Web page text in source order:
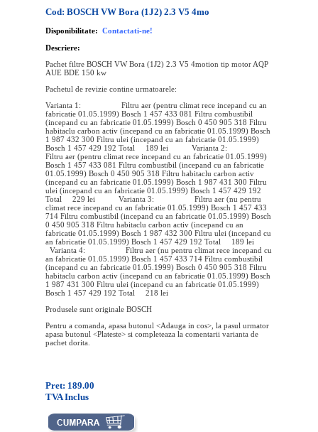
Cod: BOSCH VW Bora (1J2) 2.3 V5 4mo
Disponibilitate: Contactati-ne!
Descriere:
Pachet filtre BOSCH VW Bora (1J2) 2.3 V5 4motion tip motor AQP
AUE BDE 150 kw
Pachetul de revizie contine urmatoarele:
Varianta 1: Filtru aer (pentru climat rece incepand cu an
fabricatie 01.05.1999) Bosch 1 457 433 081 Filtru combustibil
(incepand cu an fabricatie 01.05.1999) Bosch 0 450 905 318 Filtru
habitaclu carbon activ (incepand cu an fabricatie 01.05.1999) Bosch
1 987 432 300 Filtru ulei (incepand cu an fabricatie 01.05.1999)
Bosch 1 457 429 192 Total 189 lei Varianta 2:
Filtru aer (pentru climat rece incepand cu an fabricatie 01.05.1999)
Bosch 1 457 433 081 Filtru combustibil (incepand cu an fabricatie
01.05.1999) Bosch 0 450 905 318 Filtru habitaclu carbon activ
(incepand cu an fabricatie 01.05.1999) Bosch 1 987 431 300 Filtru
ulei (incepand cu an fabricatie 01.05.1999) Bosch 1 457 429 192
Total 229 lei Varianta 3: Filtru aer (nu pentru
climat rece incepand cu an fabricatie 01.05.1999) Bosch 1 457 433
714 Filtru combustibil (incepand cu an fabricatie 01.05.1999) Bosch
0 450 905 318 Filtru habitaclu carbon activ (incepand cu an
fabricatie 01.05.1999) Bosch 1 987 432 300 Filtru ulei (incepand cu
an fabricatie 01.05.1999) Bosch 1 457 429 192 Total 189 lei
Varianta 4: Filtru aer (nu pentru climat rece incepand cu
an fabricatie 01.05.1999) Bosch 1 457 433 714 Filtru combustibil
(incepand cu an fabricatie 01.05.1999) Bosch 0 450 905 318 Filtru
habitaclu carbon activ (incepand cu an fabricatie 01.05.1999) Bosch
1 987 431 300 Filtru ulei (incepand cu an fabricatie 01.05.1999)
Bosch 1 457 429 192 Total 218 lei
Produsele sunt originale BOSCH
Pentru a comanda, apasa butonul <Adauga in cos>, la pasul urmator
apasa butonul <Plateste> si completeaza la comentarii varianta de
pachet dorita.
Pret: 189.00
TVA Inclus